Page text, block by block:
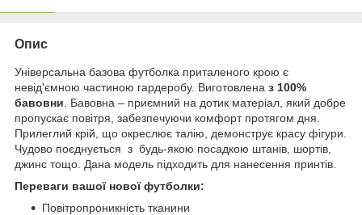
Опис
Універсальна базова футболка приталеного крою є
невід'ємною частиною гардеробу. Виготовлена з 100%
бавовни . Бавовна – приємний на дотик матеріал, який добре
пропускає повітря, забезпечуючи комфорт протягом дня.
Прилеглий крій, що окреслює талію, демонструє красу фігури.
Чудово поєднується з будь-якою посадкою штанів, шортів,
джинс тощо. Дана модель підходить для нанесення принтів.
Переваги вашої нової футболки:
Повітропроникність тканини